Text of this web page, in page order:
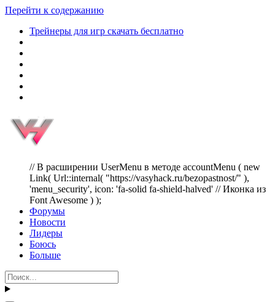
Перейти к содержанию
Трейнеры для игр скачать бесплатно
// В расширении UserMenu в методе accountMenu ( new
Link( Url::internal( "https://vasyhack.ru/bezopastnost/" ),
'menu_security', icon: 'fa-solid fa-shield-halved' // Иконка из
Font Awesome ) );
Форумы
Новости
Лидеры
Боюсь
Больше